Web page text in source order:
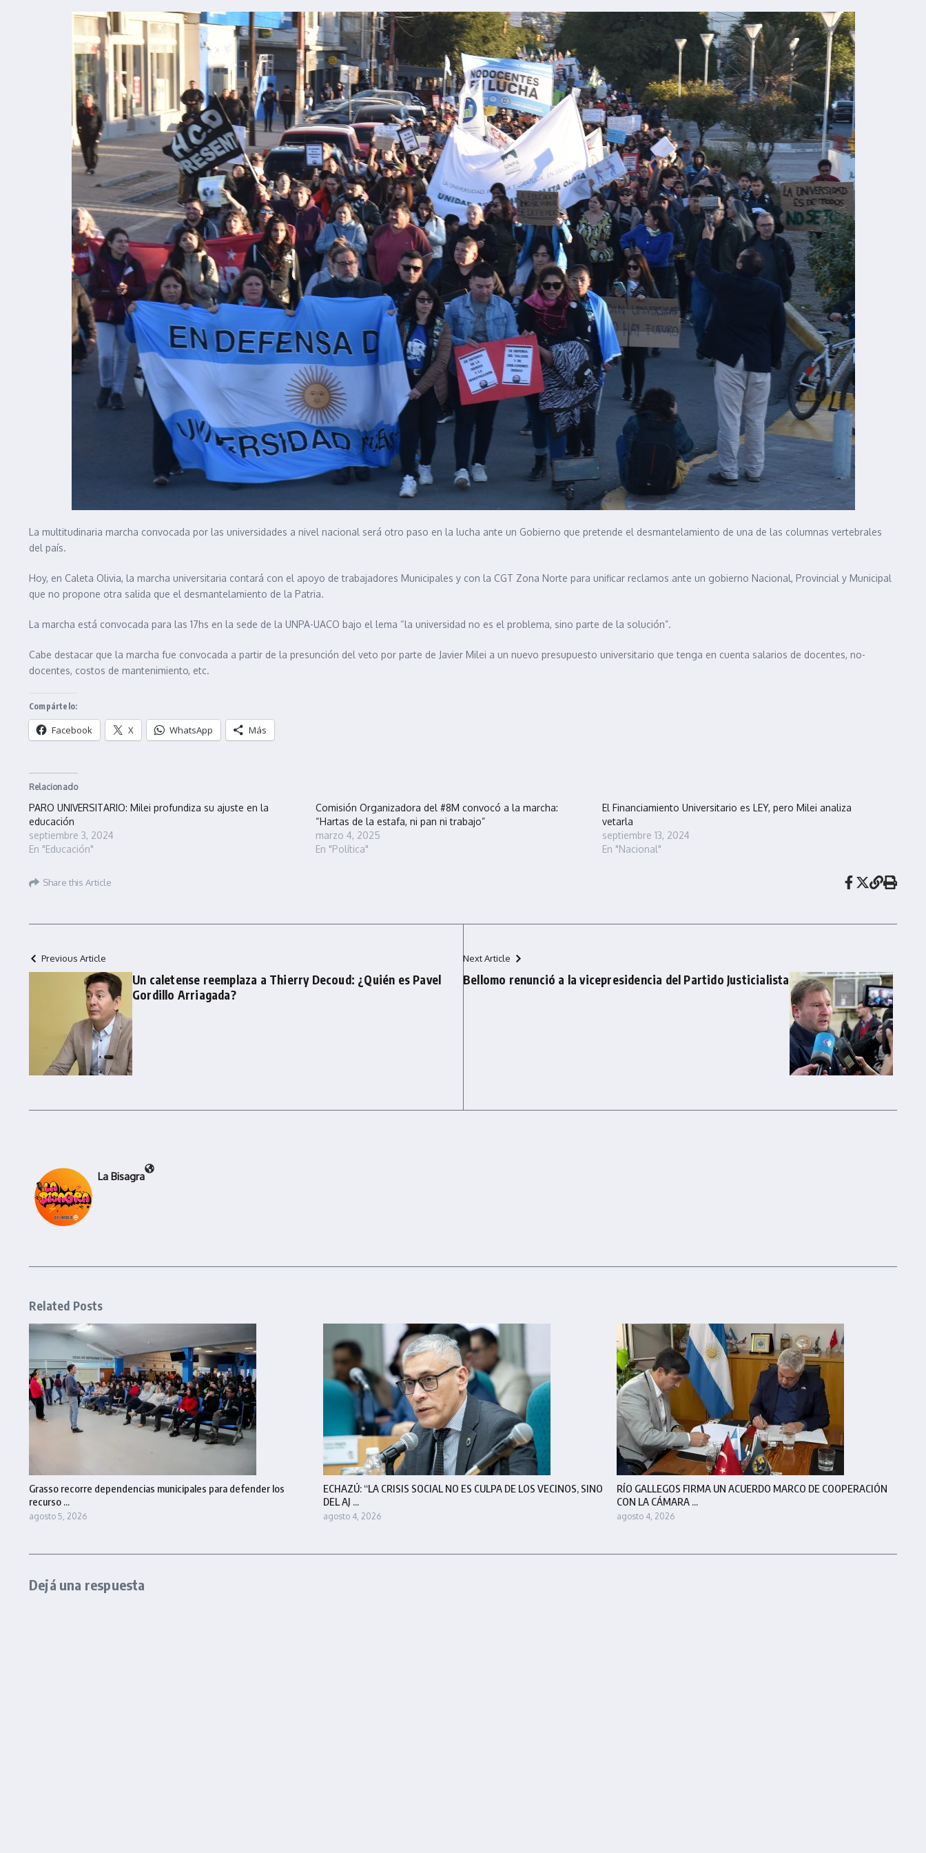
La multitudinaria marcha convocada por las universidades a nivel nacional será otro paso en la lucha ante un Gobierno que pretende el desmantelamiento de una de las columnas vertebrales
del país.
Hoy, en Caleta Olivia, la marcha universitaria contará con el apoyo de trabajadores Municipales y con la CGT Zona Norte para unificar reclamos ante un gobierno Nacional, Provincial y Municipal
que no propone otra salida que el desmantelamiento de la Patria.
La marcha está convocada para las 17hs en la sede de la UNPA-UACO bajo el lema “la universidad no es el problema, sino parte de la solución”.
Cabe destacar que la marcha fue convocada a partir de la presunción del veto por parte de Javier Milei a un nuevo presupuesto universitario que tenga en cuenta salarios de docentes, no-
docentes, costos de mantenimiento, etc.
Compártelo:
Facebook X WhatsApp Más
Relacionado
PARO UNIVERSITARIO: Milei profundiza su ajuste en la
educación
septiembre 3, 2024
En "Educación"
Comisión Organizadora del #8M convocó a la marcha:
“Hartas de la estafa, ni pan ni trabajo”
marzo 4, 2025
En "Política"
El Financiamiento Universitario es LEY, pero Milei analiza
vetarla
septiembre 13, 2024
En "Nacional"
Share this Article
Previous Article
Un caletense reemplaza a Thierry Decoud: ¿Quién es Pavel
Gordillo Arriagada?
Next Article
Bellomo renunció a la vicepresidencia del Partido Justicialista
La Bisagra
Related Posts
Grasso recorre dependencias municipales para defender los
recurso ...
agosto 5, 2026
ECHAZÚ: “LA CRISIS SOCIAL NO ES CULPA DE LOS VECINOS, SINO
DEL AJ ...
agosto 4, 2026
RÍO GALLEGOS FIRMA UN ACUERDO MARCO DE COOPERACIÓN
CON LA CÁMARA ...
agosto 4, 2026
Dejá una respuesta